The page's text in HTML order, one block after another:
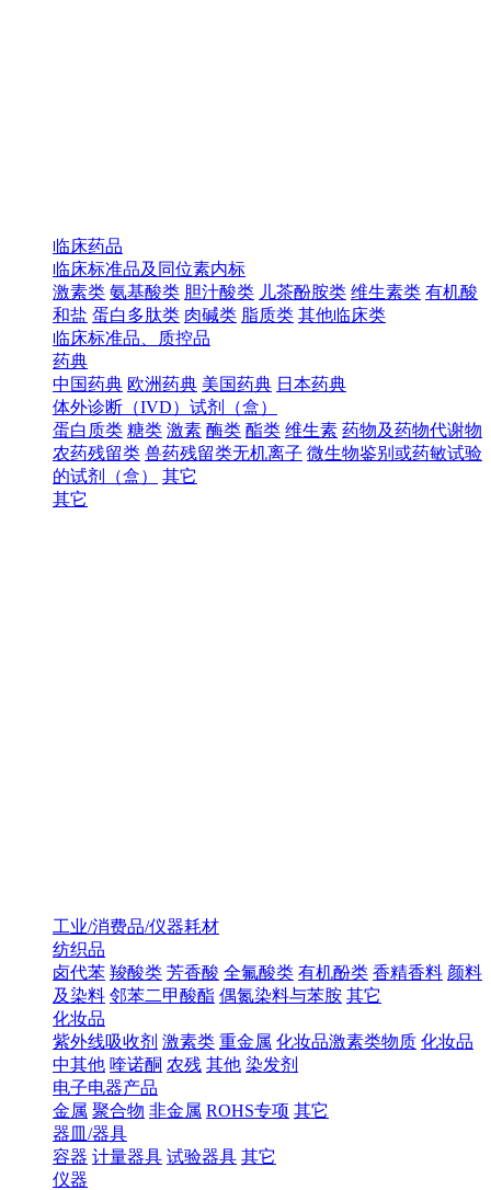
临床药品
临床标准品及同位素内标
激素类 氨基酸类 胆汁酸类 儿茶酚胺类 维生素类 有机酸
和盐 蛋白多肽类 肉碱类 脂质类 其他临床类
临床标准品、质控品
药典
中国药典 欧洲药典 美国药典 日本药典
体外诊断（IVD）试剂（盒）
蛋白质类 糖类 激素 酶类 酯类 维生素 药物及药物代谢物
农药残留类 兽药残留类无机离子 微生物鉴别或药敏试验
的试剂（盒）
其它
其它
工业/消费品/仪器耗材
纺织品
卤代苯 羧酸类 芳香酸 全氟酸类 有机酚类 香精香料 颜料
及染料 邻苯二甲酸酯 偶氮染料与苯胺 其它
化妆品
紫外线吸收剂 激素类 重金属 化妆品激素类物质 化妆品
中其他 喹诺酮 农残 其他 染发剂
电子电器产品
金属 聚合物 非金属 ROHS专项 其它
器皿/器具
容器 计量器具 试验器具 其它
仪器